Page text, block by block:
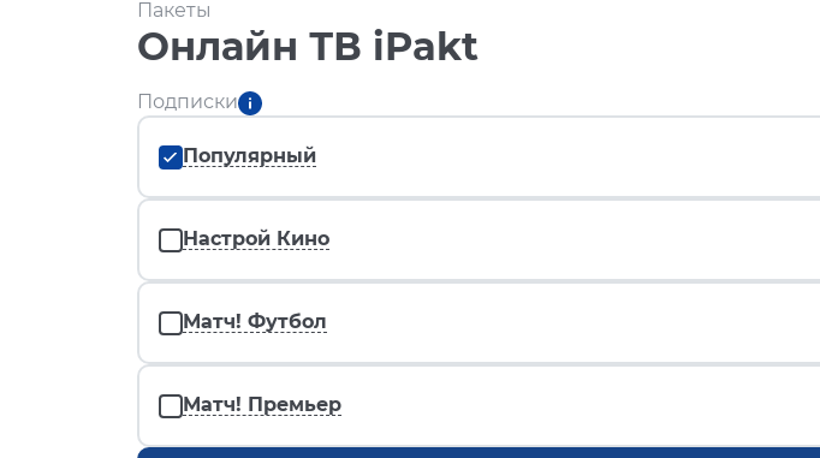
Пакеты
Онлайн ТВ iPakt
Подписки
Популярный
Настрой Кино
Матч! Футбол
Матч! Премьер